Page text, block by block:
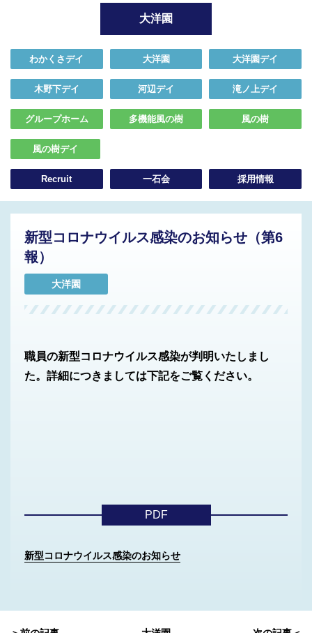
大洋園
わかくさデイ 大洋園 大洋園デイ
木野下デイ 河辺デイ 滝ノ上デイ
グループホーム 多機能風の樹 風の樹
風の樹デイ
Recruit 一石会 採用情報
新型コロナウイルス感染のお知らせ（第6
報）
大洋園
職員の新型コロナウイルス感染が判明いたしまし
た。詳細につきましては下記をご覧ください。
PDF
新型コロナウイルス感染のお知らせ